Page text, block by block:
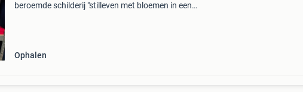
beroemde schilderij "stilleven met bloemen in een
Ophalen